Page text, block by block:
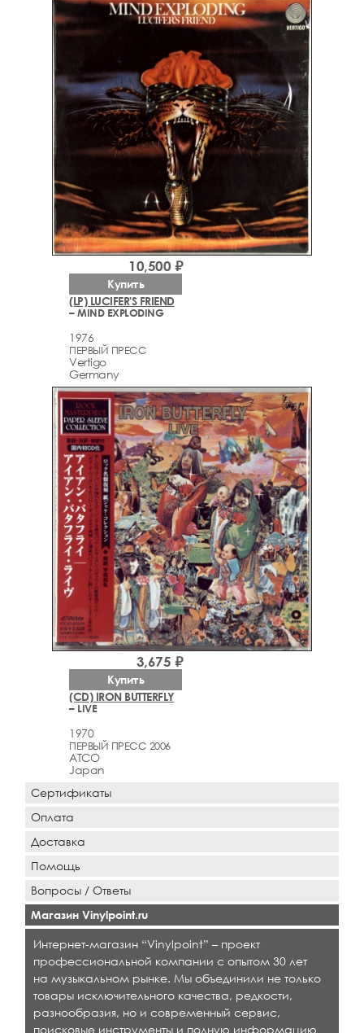
(LP) LUCIFER'S FRIEND
– MIND EXPLODING
1976
ПЕРВЫЙ ПРЕСС
Vertigo
Germany
10,500 ₽
Купить
(CD) IRON BUTTERFLY
– LIVE
1970
ПЕРВЫЙ ПРЕСС 2006
ATCO
Japan
3,675 ₽
Купить
Сертификаты
Оплата
Доставка
Помощь
Вопросы / Ответы
Магазин Vinylpoint.ru
Интернет-магазин “Vinylpoint” – проект
профессиональной компании с опытом 30 лет
на музыкальном рынке. Мы объединили не только
товары исключительного качества, редкости,
разнообразия, но и современный сервис,
поисковые инструменты и полную информацию